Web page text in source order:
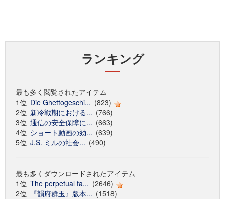
ランキング
最も多く閲覧されたアイテム
1位 Die Ghettogeschi... (823)
2位 新冷戦期における... (766)
3位 通信の安全保障に... (663)
4位 ショート動画の効... (639)
5位 J.S. ミルの社会... (490)
最も多くダウンロードされたアイテム
1位 The perpetual fa... (2646)
2位
『韻府群玉』版本... (1518)